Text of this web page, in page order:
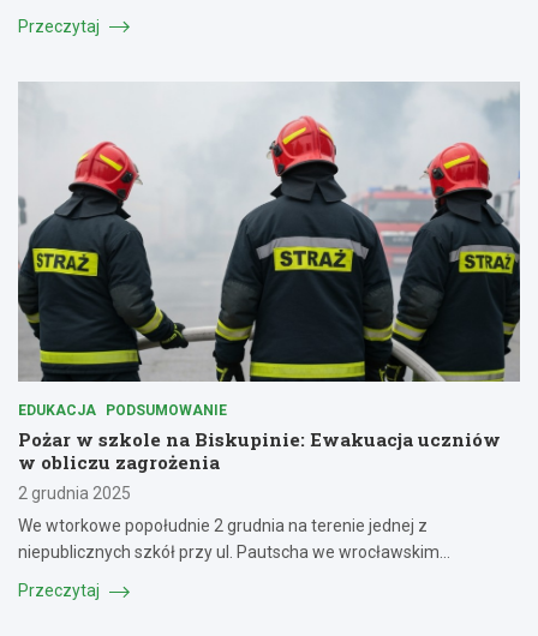
Przeczytaj
EDUKACJA PODSUMOWANIE
Pożar w szkole na Biskupinie: Ewakuacja uczniów
w obliczu zagrożenia
2 grudnia 2025
We wtorkowe popołudnie 2 grudnia na terenie jednej z
niepublicznych szkół przy ul. Pautscha we wrocławskim…
Przeczytaj